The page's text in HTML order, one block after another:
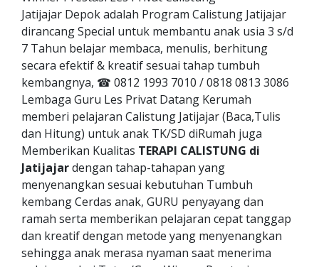
Jatijajar Depok adalah Program Calistung Jatijajar
dirancang Special untuk membantu anak usia 3 s/d
7 Tahun belajar membaca, menulis, berhitung
secara efektif & kreatif sesuai tahap tumbuh
kembangnya, ☎ 0812 1993 7010 / 0818 0813 3086
Lembaga Guru Les Privat Datang Kerumah
memberi pelajaran Calistung Jatijajar (Baca,Tulis
dan Hitung) untuk anak TK/SD diRumah juga
Memberikan Kualitas TERAPI CALISTUNG di
Jatijajardengan tahap-tahapan yang
menyenangkan sesuai kebutuhan Tumbuh
kembang Cerdas anak, GURU penyayang dan
ramah serta memberikan pelajaran cepat tanggap
dan kreatif dengan metode yang menyenangkan
sehingga anak merasa nyaman saat menerima